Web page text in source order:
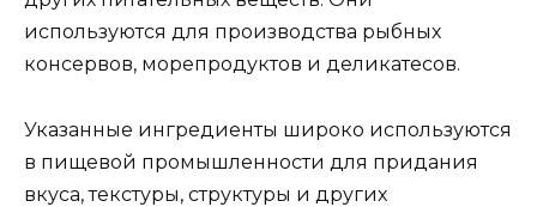
используются для производства рыбных
консервов, морепродуктов и деликатесов.
Указанные ингредиенты широко используются
в пищевой промышленности для придания
вкуса, текстуры, структуры и других